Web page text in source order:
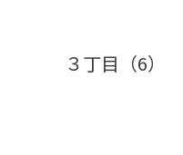
３丁目（6）